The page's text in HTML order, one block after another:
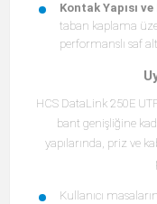
Kontak Yapısı
taban kaplama
performanslı saf
HCS DataLink 250E
bant genişliğine
yapılarında, priz ve
Kullanıcı